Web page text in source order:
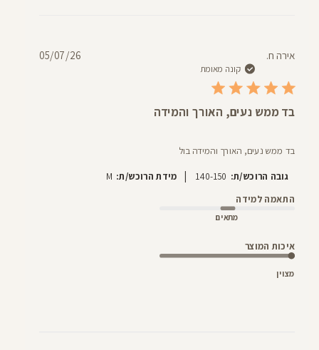
אירה ח.
קונה מאומת
בד ממש נעים, האורך והמידה
בד ממש נעים, האורך והמידה בול
גובה הרוכש/ת: 140-150
| מידת הרוכש/ת: M
התאמה למידה
מתאים
איכות המוצר
מצוין
תאריך05/07/26